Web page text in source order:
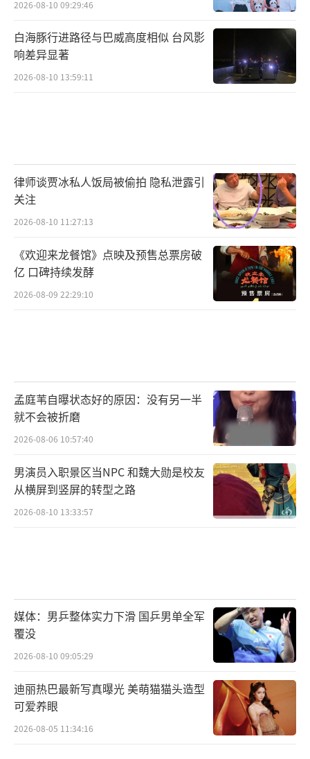
2026-08-10 09:29:46
白海豚行进路径与巴威高度相似 台风影
响差异显著
2026-08-10 13:59:11
律师谈贾冰私人饭局被偷拍 隐私泄露引
关注
2026-08-10 11:27:13
《欢迎来龙餐馆》点映及预售总票房破
亿 口碑持续发酵
2026-08-09 22:29:10
孟庭苇自曝状态好的原因：没有另一半
就不会被折磨
2026-08-06 10:57:40
男演员入职景区当NPC 和魏大勋是校友
从横屏到竖屏的转型之路
2026-08-10 13:33:57
媒体：男乒整体实力下滑 国乒男单全军
覆没
2026-08-10 09:05:29
迪丽热巴最新写真曝光 美萌猫猫头造型
可爱养眼
2026-08-05 11:34:16